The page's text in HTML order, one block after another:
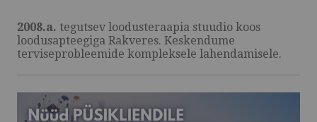
TEENUSED
MEIST
2008.a. tegutsev loodusteraapia stuudio koos
loodusapteegiga Rakveres. Keskendume
terviseprobleemide kompleksele lahendamisele.